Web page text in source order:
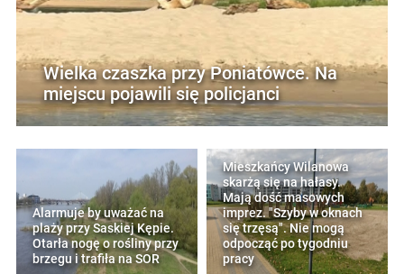
Wielka czaszka przy Poniatówce. Na
miejscu pojawili się policjanci
Alarmuje by uważać na
plaży przy Saskiej Kępie.
Otarła nogę o rośliny przy
brzegu i trafiła na SOR
Mieszkańcy Wilanowa
skarżą się na hałasy.
Mają dość masowych
imprez. "Szyby w oknach
się trzęsą". Nie mogą
odpocząć po tygodniu
pracy